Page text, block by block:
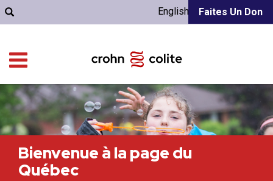
Faites Un Don
English
Bienvenue à la page du
Québec